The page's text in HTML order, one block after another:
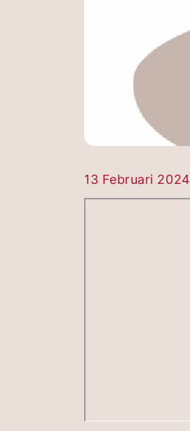
13 Februari 2024